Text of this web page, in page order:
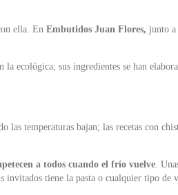
ella. En Embutidos Juan Flores, junto a
la ecológica; sus ingredientes se han
las temperaturas bajan; las recetas con
a todos cuando el frío vuelve .
invitados tiene la pasta o cualquier tipo de